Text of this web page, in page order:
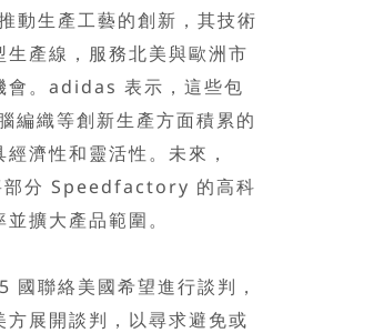
生產工藝的創新，其技術
產線，服務北美與歐洲市
會。adidas 表示，這些包
編織等創新生產方面積累的
濟性和靈活性。未來，
部分 Speedfactory 的高科
擴大產品範圍。
聯絡美國希望進行談判，
展開談判，以尋求避免或